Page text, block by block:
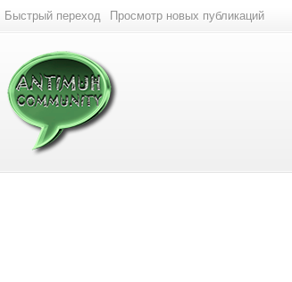
Быстрый переход Просмотр новых публикаций